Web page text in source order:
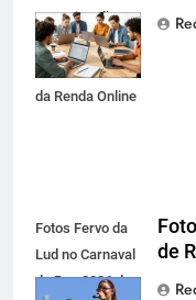
Monetização,
Investimento
Digital e o Futuro
da Renda Online
Fotos Fervo da
Lud no Carnaval
de Rua 2026 do
de